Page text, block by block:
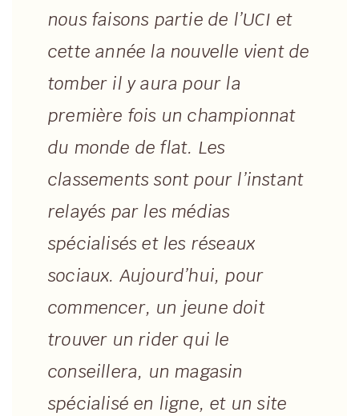
nous faisons partie de l’UCI et
cette année la nouvelle vient de
tomber il y aura pour la
première fois un championnat
du monde de flat. Les
classements sont pour l’instant
relayés par les médias
spécialisés et les réseaux
sociaux. Aujourd’hui, pour
commencer, un jeune doit
trouver un rider qui le
conseillera, un magasin
spécialisé en ligne, et un site